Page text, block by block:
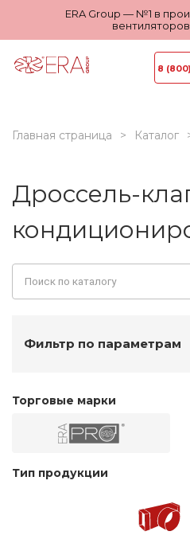
ERA Group — №1 в
8
Главная страница Каталог
Дроссель-
Фильтр по параметрам
Торговые марки
Тип продукции